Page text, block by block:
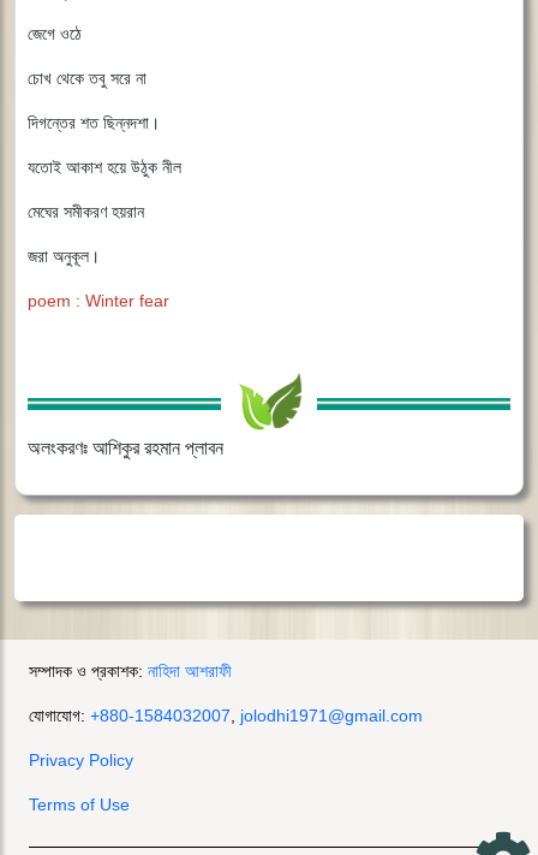
জেগে ওঠে
চোখ থেকে তবু সরে না
দিগন্তের শত ছিন্নদশা।
যতোই আকাশ হয়ে উঠুক নীল
মেঘের সমীকরণ হয়রান
জরা অনুকূল।
poem : Winter fear
অলংকরণঃ আশিকুর রহমান প্লাবন
সম্পাদক ও প্রকাশক: নাহিদা আশরাফী
যোগাযোগ: +880-1584032007 jolodhi1971@gmail.com
Privacy Policy
Terms of Use